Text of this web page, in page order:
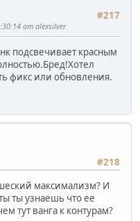
#217
от alexsilver
подсвечивает красным
фикс или обновления.
#218
максимализм? И
ты узнаешь что ее
тут ванга к контурам?